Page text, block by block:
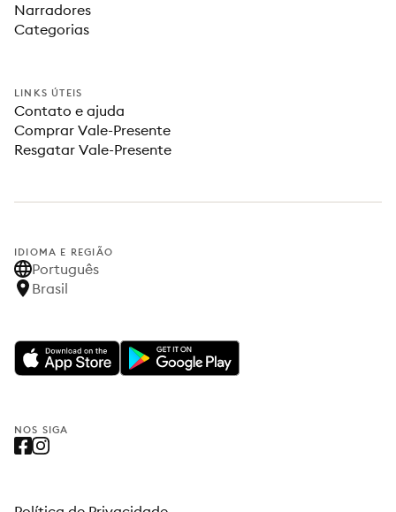
Narradores
Categorias
LINKS ÚTEIS
Contato e ajuda
Comprar Vale-Presente
Resgatar Vale-Presente
IDIOMA E REGIÃO
Português
Brasil
NOS SIGA